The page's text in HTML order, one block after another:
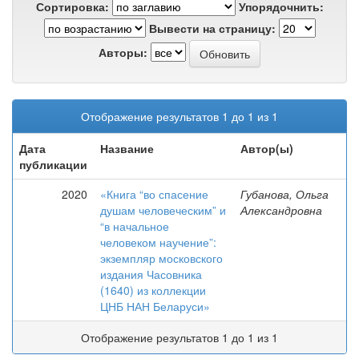
Сортировка:
Упорядочнить:
Вывести на страницу:
Авторы:
Отображение результатов 1 до 1 из 1
Дата
публикации
Название Автор(ы)
2020
«Книга “во спасение
душам человеческим” и
“в начальное
человеком научение”:
экземпляр московского
издания Часовника
(1640) из коллекции
ЦНБ НАН Беларуси»
Губанова, Ольга
Александровна
Отображение результатов 1 до 1 из 1